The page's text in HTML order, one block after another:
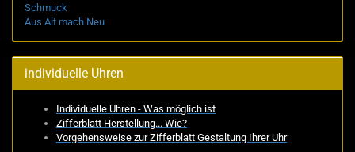
Schmuck
Aus Alt mach Neu
individuelle Uhren
Individuelle Uhren - Was möglich ist
Zifferblatt Herstellung... Wie?
Vorgehensweise zur Zifferblatt Gestaltung Ihrer Uhr